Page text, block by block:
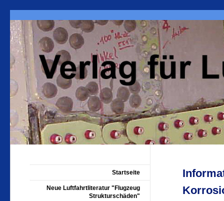
Startseite
Neue Luftfahrtliteratur "Flugzeug
Strukturschäden"